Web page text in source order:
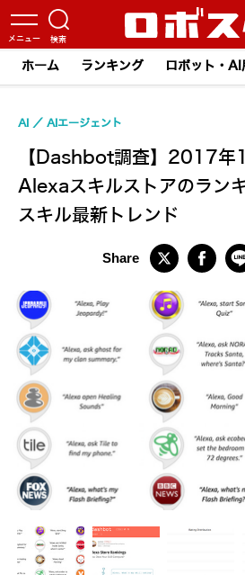
ホーム ランキング ロボット・AI
【Dashbot調査】2017
Alexaスキルストアのラン
スキル最新トレンド
AI AIエージェント